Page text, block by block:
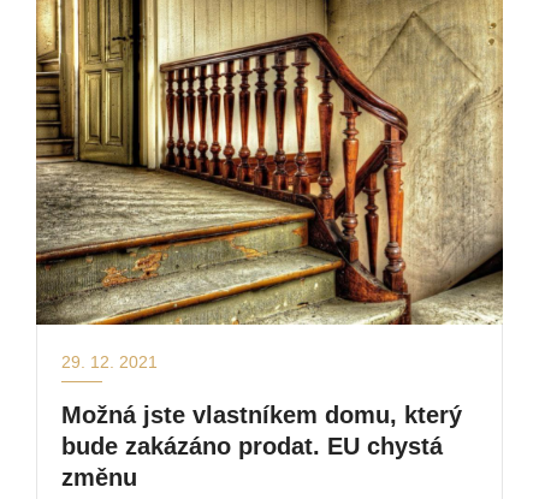
29. 12. 2021
Možná jste vlastníkem domu, který
bude zakázáno prodat. EU chystá
změnu